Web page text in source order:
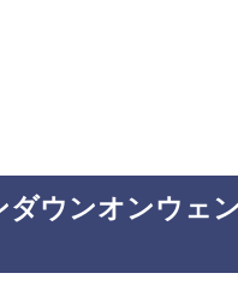
ダウンオンウェ